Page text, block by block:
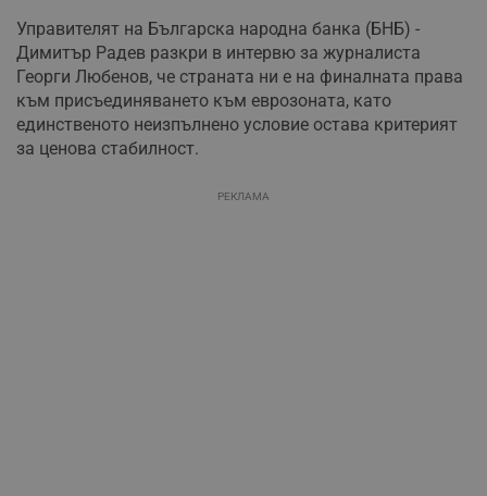
Управителят на Българска народна банка (БНБ) -
Димитър Радев разкри в интервю за журналиста
Георги Любенов, че страната ни е на финалната права
към присъединяването към еврозоната, като
единственото неизпълнено условие остава критерият
за ценова стабилност.
РЕКЛАМА